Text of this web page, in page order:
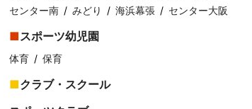
センター南
みどり 海浜幕張 センター大阪
スポーツ幼児園
体育 保育
クラブ・スクール